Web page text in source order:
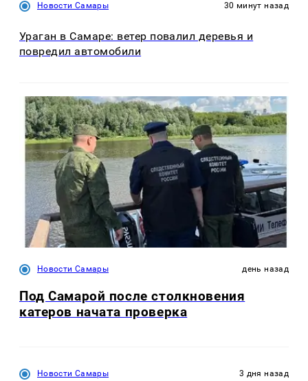
Новости Самары 30 минут назад
Ураган в Самаре: ветер повалил деревья и
повредил автомобили
Новости Самары день назад
Под Самарой после столкновения
катеров начата проверка
Новости Самары 3 дня назад